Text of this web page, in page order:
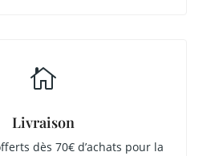

Livraison
dès 70€ d’achats pour la